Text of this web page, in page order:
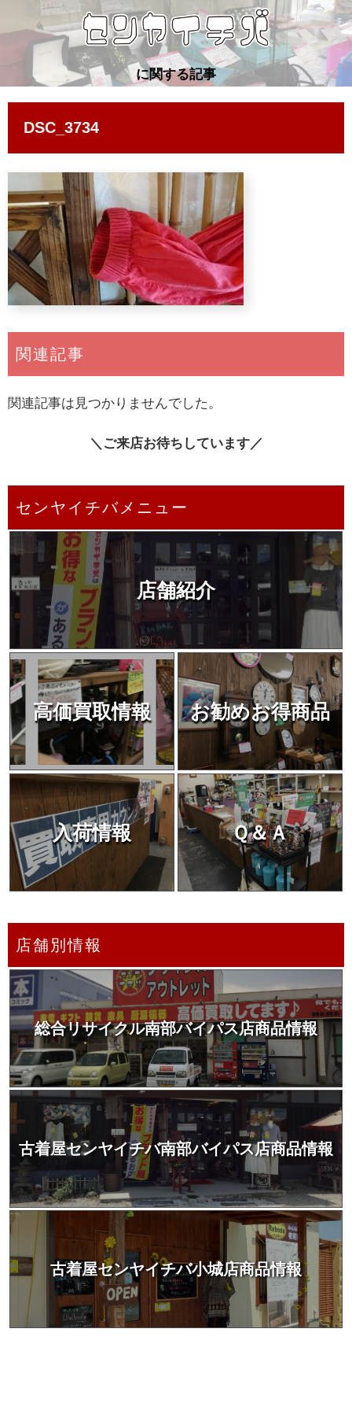
に関する記事
DSC_3734
関連記事
関連記事は見つかりませんでした。
＼ご来店お待ちしています／
センヤイチバメニュー
店舗紹介
高価買取情報 お勧めお得商品
入荷情報 Ｑ＆Ａ
店舗別情報
総合リサイクル南部バイパス店商品情報
古着屋センヤイチバ南部バイパス店商品情報
古着屋センヤイチバ小城店商品情報